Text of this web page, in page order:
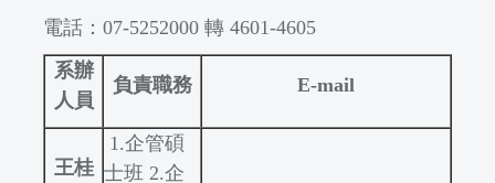
電話：07-5252000 轉 4601-4605
系辦
人員
負責職務 E-mail
王桂
1.企管碩
士班 2.企